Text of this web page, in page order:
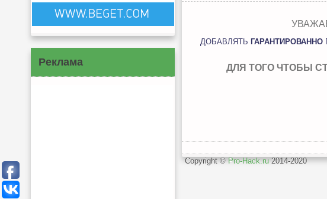
Реклама
ДОБАВЛЯТЬ ГАРАНТИРОВАННО
ДЛЯ ТОГО ЧТОБЫ
Copyright ©Pro-Hack.ru2014-2020